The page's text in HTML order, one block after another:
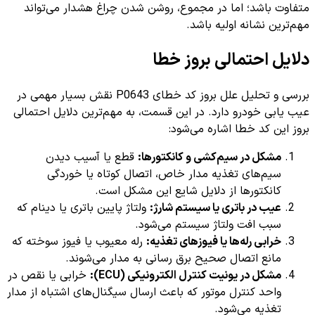
متفاوت باشد؛ اما در مجموع، روشن شدن چراغ هشدار می‌تواند
مهم‌ترین نشانه اولیه باشد.
دلایل احتمالی بروز خطا
بررسی و تحلیل علل بروز کد خطای P0643 نقش بسیار مهمی در
عیب یابی خودرو دارد. در این قسمت، به مهم‌ترین دلایل احتمالی
بروز این کد خطا اشاره می‌شود:
مشکل در سیم‌کشی و کانکتورها: قطع یا آسیب دیدن
سیم‌های تغذیه مدار خاص، اتصال کوتاه یا خوردگی
کانکتورها از دلایل شایع این مشکل است.
عیب در باتری یا سیستم شارژ: ولتاژ پایین باتری یا دینام که
سبب افت ولتاژ سیستم می‌شود.
خرابی رله‌ها یا فیوزهای تغذیه: رله معیوب یا فیوز سوخته که
مانع اتصال صحیح برق رسانی به مدار می‌شوند.
مشکل در یونیت کنترل الکترونیکی (ECU):
خرابی یا نقص در
واحد کنترل موتور که باعث ارسال سیگنال‌های اشتباه از مدار
تغذیه می‌شود.